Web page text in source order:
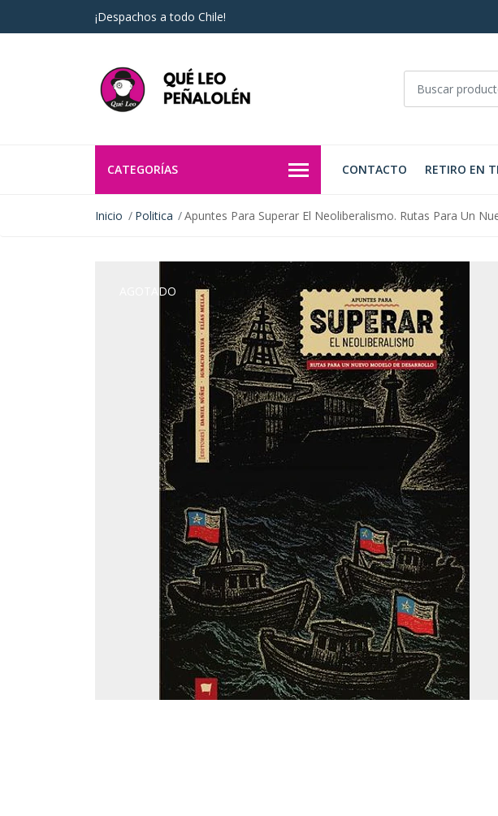
¡Despachos a todo Chile!
CATEGORÍAS CONTACTO RETIRO EN
Inicio Politica Apuntes Para Superar El Neoliberalismo. Rutas Para Un
AGOTADO